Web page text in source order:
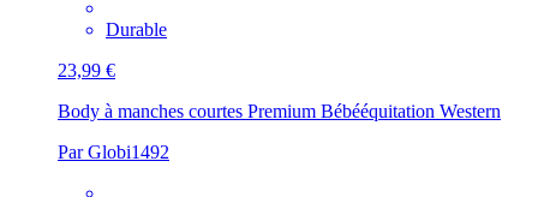
Durable
23,99 €
Body à manches courtes Premium Bébééquitation Western
Par Globi1492